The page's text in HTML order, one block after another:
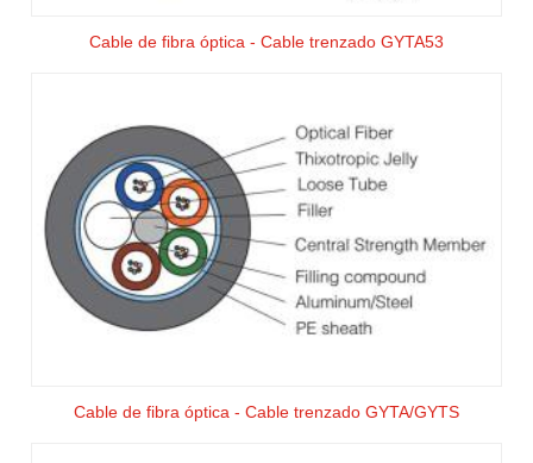
Cable de fibra óptica - Cable trenzado GYTA53
Cable de fibra óptica - Cable trenzado GYTA/GYTS